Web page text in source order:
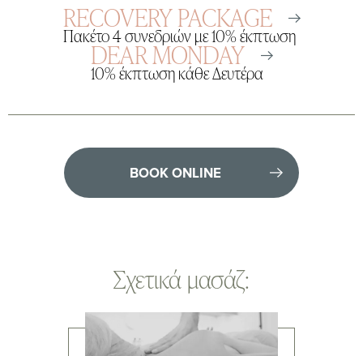
RECOVERY PACKAGE
Πακέτο 4 συνεδριών με 10% έκπτωση
DEAR MONDAY
10% έκπτωση κάθε Δευτέρα
BOOK ONLINE
Σχετικά μασάζ: